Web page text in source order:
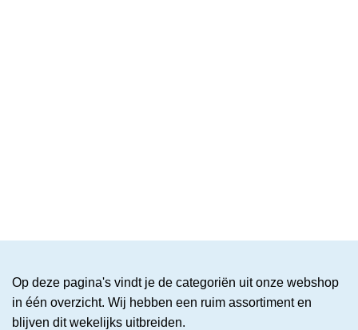
Op deze pagina's vindt je de categoriën uit onze webshop
in één overzicht. Wij hebben een ruim assortiment en
blijven dit wekelijks uitbreiden.